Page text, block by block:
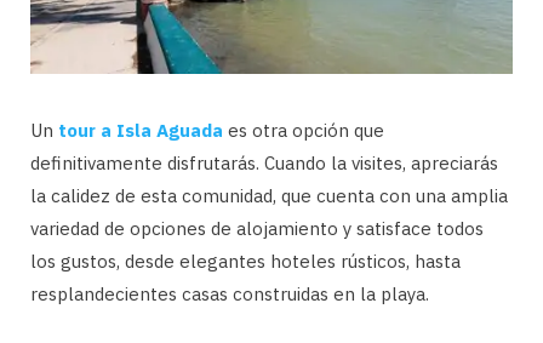
Un tour a Isla Aguada es otra opción que
definitivamente disfrutarás. Cuando la visites, apreciarás
la calidez de esta comunidad, que cuenta con una amplia
variedad de opciones de alojamiento y satisface todos
los gustos, desde elegantes hoteles rústicos, hasta
resplandecientes casas construidas en la playa.